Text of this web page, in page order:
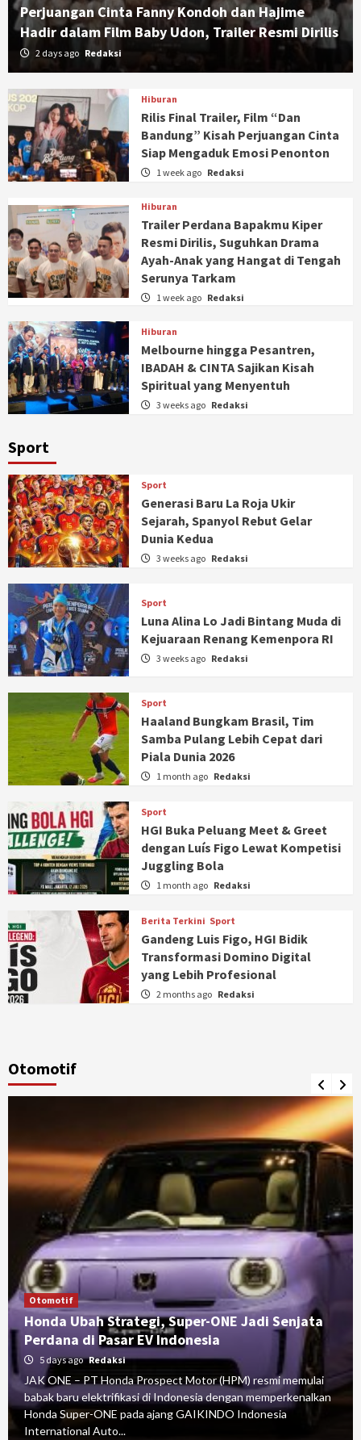
Perjuangan Cinta Fanny Kondoh dan Hajime
Hadir dalam Film Baby Udon, Trailer Resmi Dirilis
2 days ago Redaksi
Hiburan
Rilis Final Trailer, Film “Dan
Bandung” Kisah Perjuangan Cinta
Siap Mengaduk Emosi Penonton
1 week ago Redaksi
Hiburan
Trailer Perdana Bapakmu Kiper
Resmi Dirilis, Suguhkan Drama
Ayah-Anak yang Hangat di Tengah
Serunya Tarkam
1 week ago Redaksi
Hiburan
Melbourne hingga Pesantren,
IBADAH & CINTA Sajikan Kisah
Spiritual yang Menyentuh
3 weeks ago Redaksi
Sport
Sport
Generasi Baru La Roja Ukir
Sejarah, Spanyol Rebut Gelar
Dunia Kedua
3 weeks ago Redaksi
Sport
Luna Alina Lo Jadi Bintang Muda di
Kejuaraan Renang Kemenpora RI
3 weeks ago Redaksi
Sport
Haaland Bungkam Brasil, Tim
Samba Pulang Lebih Cepat dari
Piala Dunia 2026
1 month ago Redaksi
Sport
HGI Buka Peluang Meet & Greet
dengan Luís Figo Lewat Kompetisi
Juggling Bola
1 month ago Redaksi
Berita Terkini Sport
Gandeng Luis Figo, HGI Bidik
Transformasi Domino Digital
yang Lebih Profesional
2 months ago Redaksi
Otomotif
Otomotif
Honda Ubah Strategi, Super-ONE Jadi Senjata
Perdana di Pasar EV Indonesia
5 days ago Redaksi
JAK ONE – PT Honda Prospect Motor (HPM) resmi memulai
babak baru elektrifikasi di Indonesia dengan memperkenalkan
Honda Super-ONE pada ajang GAIKINDO Indonesia
International Auto...